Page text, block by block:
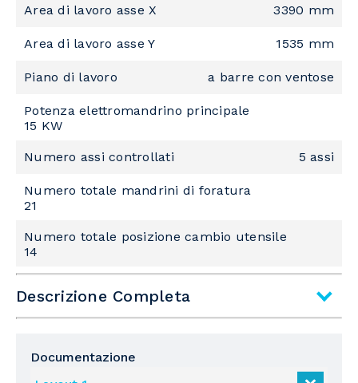
Area di lavoro asse X 3390 mm
Area di lavoro asse Y 1535 mm
Piano di lavoro a barre con ventose
Potenza elettromandrino principale
15 KW
Numero assi controllati 5 assi
Numero totale mandrini di foratura
21
Numero totale posizione cambio utensile
14
Descrizione Completa
Documentazione